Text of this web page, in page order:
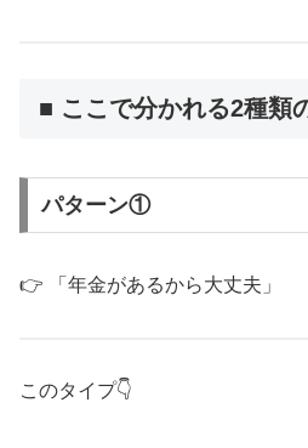
■ ここで分かれる2種類
パターン①
👉 「年金があるから大丈夫」
このタイプ👇